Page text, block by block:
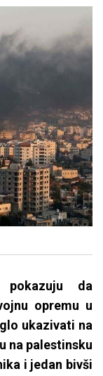
pokazuju da
opremu u
ukazivati na
na palestinsku
i jedan bivši